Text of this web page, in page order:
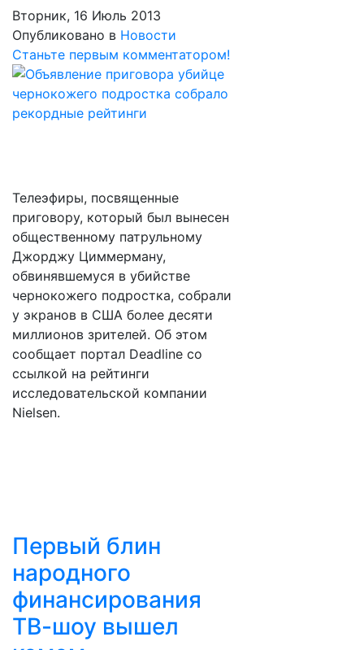
Вторник, 16 Июль 2013
Опубликовано в Новости
Станьте первым комментатором!
Телеэфиры, посвященные
приговору, который был вынесен
общественному патрульному
Джорджу Циммерману,
обвинявшемуся в убийстве
чернокожего подростка, собрали
у экранов в США более десяти
миллионов зрителей. Об этом
сообщает портал Deadline со
ссылкой на рейтинги
исследовательской компании
Nielsen.
Первый блин
народного
финансирования
ТВ-шоу вышел